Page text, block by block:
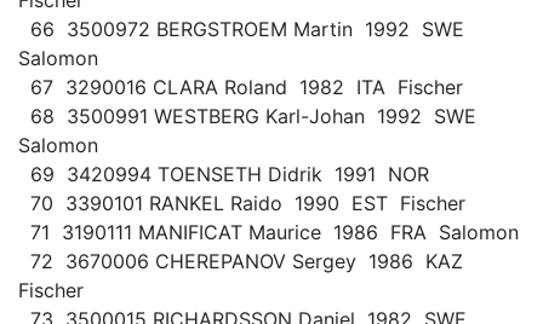
66 3500972 BERGSTROEM Martin 1992 SWE
Salomon
67 3290016 CLARA Roland 1982 ITA Fischer
68 3500991 WESTBERG Karl-Johan 1992 SWE
Salomon
69 3420994 TOENSETH Didrik 1991 NOR
70 3390101 RANKEL Raido 1990 EST Fischer
71 3190111 MANIFICAT Maurice 1986 FRA Salomon
72 3670006 CHEREPANOV Sergey 1986 KAZ
Fischer
73 3500015 RICHARDSSON Daniel 1982 SWE